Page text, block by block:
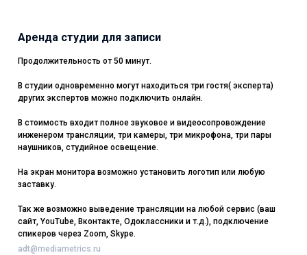
Аренда студии для записи
Продолжительность от 50 минут.
В студии одновременно могут находиться три гостя( эксперта)
других экспертов можно подключить онлайн.
В стоимость входит полное звуковое и видеосопровождение
инженером трансляции, три камеры, три микрофона, три пары
наушников, студийное освещение.
На экран монитора возможно установить логотип или любую
заставку.
Так же возможно выведение трансляции на любой сервис (ваш
сайт, YouTube, Вконтакте, Одоклассники и т.д.), подключение
спикеров через Zoom, Skype.
adt@mediametrics.ru